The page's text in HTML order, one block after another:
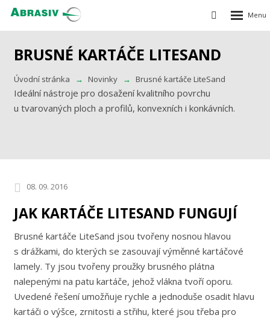
Vyhledávání
Rozbalení
menu
BRUSNÉ KARTÁČE LITESAND
Úvodní stránka Novinky Brusné kartáče LiteSand
Ideální nástroje pro dosažení kvalitního povrchu
u tvarovaných ploch a profilů, konvexních i konkávních.
08. 09. 2016
JAK KARTÁČE LITESAND FUNGUJÍ
Brusné kartáče LiteSand jsou tvořeny nosnou hlavou
s drážkami, do kterých se zasouvají výměnné kartáčové
lamely. Ty jsou tvořeny proužky brusného plátna
nalepenými na patu kartáče, jehož vlákna tvoří oporu.
Uvedené řešení umožňuje rychle a jednoduše osadit hlavu
kartáči o výšce, zrnitosti a střihu, které jsou třeba pro